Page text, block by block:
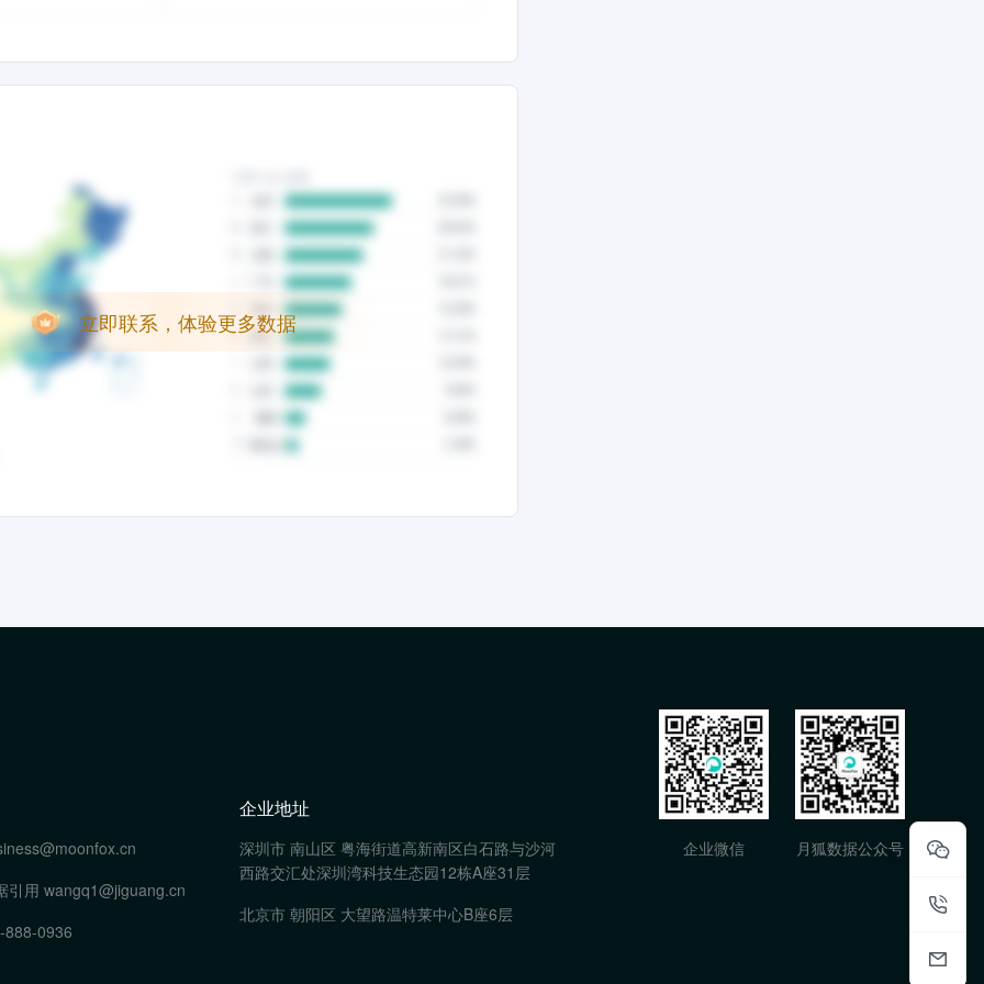
立即联系，体验更多数据
引用 wangq1@jiguang.cn
888-0936
企业地址
深圳市 南山区 粤海街道高新南区白石路与沙河
西路交汇处深圳湾科技生态园12栋A座31层
北京市 朝阳区 大望路温特莱中心B座6层
企业微信 月狐数据公众号